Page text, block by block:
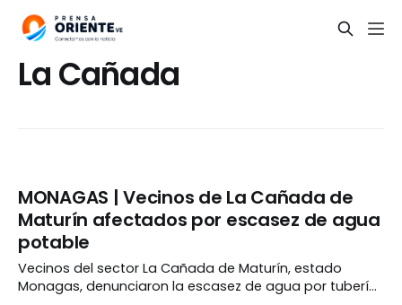
La Cañada
MONAGAS | Vecinos de La Cañada de
Maturín afectados por escasez de agua
potable
Vecinos del sector La Cañada de Maturín, estado
Monagas, denunciaron la escasez de agua por tubería